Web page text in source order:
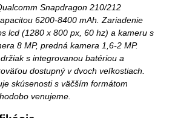
Snapdragon 210/212
6200-8400 mAh. Zariadenie
lcd (1280 x 800 px, 60 hz) a kameru s
8 MP, predná kamera 1,6-2 MP.
s integrovanou batériou a
dostupný v dvoch veľkostiach.
skúsenosti s väčším formátom
venujeme.